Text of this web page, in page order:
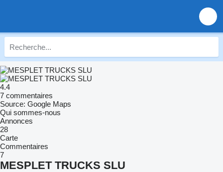
4.4
7 commentaires
Source: Google Maps
Qui sommes-nous
Annonces
28
Carte
Commentaires
7
MESPLET TRUCKS SLU